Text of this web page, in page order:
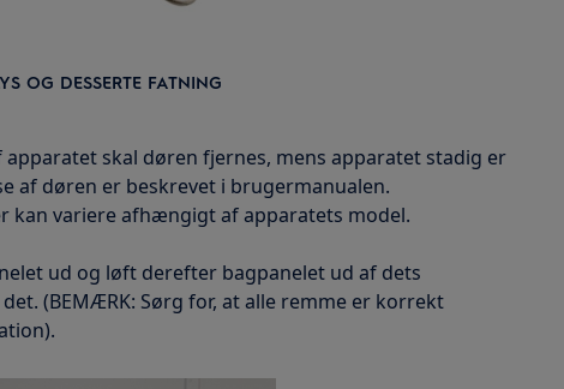
OG DESSERTE FATNING
skal døren fjernes, mens apparatet stadig er
af døren er beskrevet i brugermanualen.
kan variere afhængigt af apparatets model.
ud og løft derefter bagpanelet ud af dets
(BEMÆRK: Sørg for, at alle remme er korrekt